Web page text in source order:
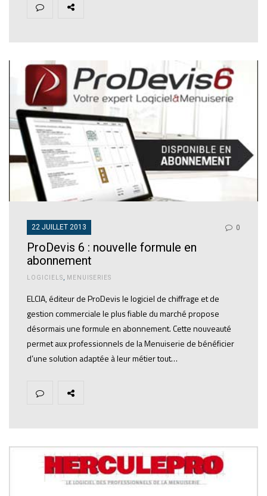
22 JUILLET 2013 0
ProDevis 6 : nouvelle formule en
abonnement
LOGICIELS, MENUISERIES
ELCIA, éditeur de ProDevis le logiciel de chiffrage et de
gestion commerciale le plus fiable du marché propose
désormais une formule en abonnement. Cette nouveauté
permet aux professionnels de la Menuiserie de bénéficier
d’une solution adaptée à leur métier tout…